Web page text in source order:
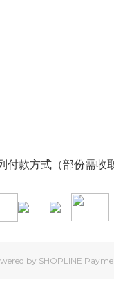
付款方式（部份需收
by SHOPLINE